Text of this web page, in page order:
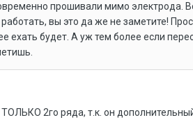
прошивали мимо электрода.
вы это да же не заметите!
ехать будет. А уж тем более если
ТОЛЬКО 2го ряда, т.к. он